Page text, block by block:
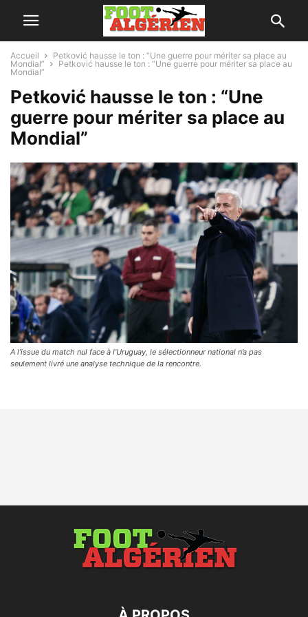
Accueil
Petković hausse le ton : “Une guerre pour mériter sa place au
Mondial”
Petković hausse le ton : “Une guerre pour mériter sa place au
Mondial”
Petković hausse le ton : “Une
guerre pour mériter sa place au
Mondial”
A l’issue du match nul face à l’Uruguay, le sélectionneur national n’a pas
seulement livré une analyse technique de la rencontre.